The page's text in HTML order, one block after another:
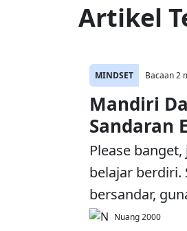
Artikel
MINDSET Bacaan 2
Mandiri
Sandaran
Please
belajar berdiri.
bersandar,
Nuang 2000